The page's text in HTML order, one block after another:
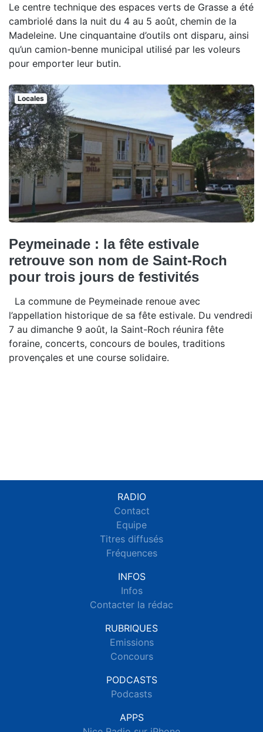
Le centre technique des espaces verts de Grasse a été
cambriolé dans la nuit du 4 au 5 août, chemin de la
Madeleine. Une cinquantaine d’outils ont disparu, ainsi
qu’un camion-benne municipal utilisé par les voleurs
pour emporter leur butin.
Locales
Peymeinade : la fête estivale
retrouve son nom de Saint-Roch
pour trois jours de festivités
La commune de Peymeinade renoue avec
l’appellation historique de sa fête estivale. Du vendredi
7 au dimanche 9 août, la Saint-Roch réunira fête
foraine, concerts, concours de boules, traditions
provençales et une course solidaire.
RADIO
Contact
Equipe
Titres diffusés
Fréquences
INFOS
Infos
Contacter la rédac
RUBRIQUES
Emissions
Concours
PODCASTS
Podcasts
APPS